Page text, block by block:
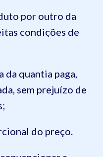
por outro da
condições de
quantia paga,
sem prejuízo de
do preço.